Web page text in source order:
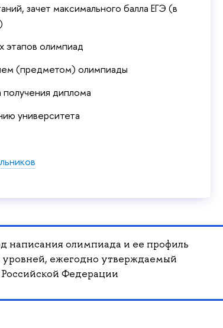
зачет максимального балла ЕГЭ (в
этапов олимпиад
(предметом) олимпиады
диплома
университета
написания олимпиада и ее профиль
ежегодно утверждаемый
Федерации